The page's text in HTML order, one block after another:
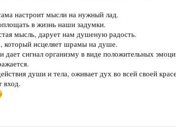
настроит мысли на нужный лад.
в жизнь наши задумки.
мысль, дарует нам душеную радость.
который исцеляет шрамы на душе.
дает сигнал организму в виде положительных
души и тела, оживает дух во всей своей
вход.